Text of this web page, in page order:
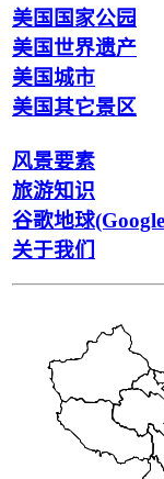
美国国家公园
美国世界遗产
美国城市
美国其它景区
风景要素
旅游知识
谷歌地球
关于我们